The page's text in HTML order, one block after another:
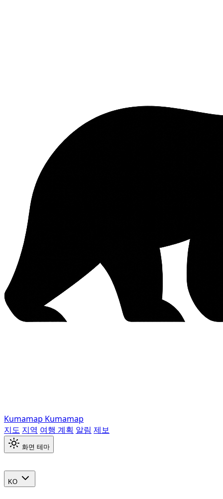
Kumamap Kumamap
지도 지역 여행 계획 알림 제보
화면 테마
KO